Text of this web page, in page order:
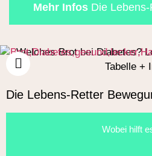
Mehr InfosDie Lebens-
Welches Brot bei Diabetes?
Tabelle +
Die Lebens-Retter
Wobei hilft